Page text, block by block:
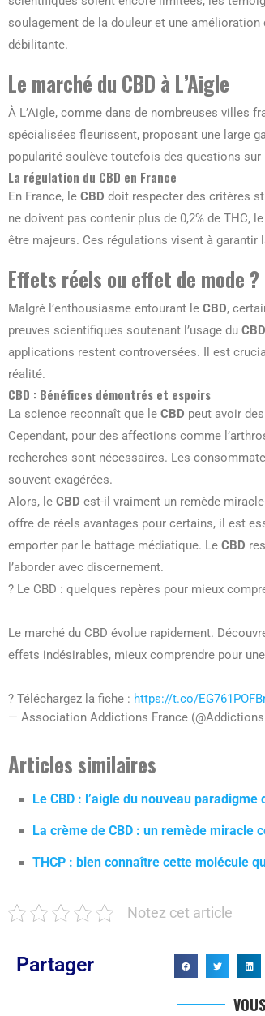
soulagement de la douleur et une
débilitante.
Le marché du CBD à L’Aigle
À L’Aigle, comme dans de nombreuses villes
spécialisées fleurissent, proposant une large
popularité soulève toutefois des questions
La régulation du CBD en France
En France, le CBD doit respecter des critères
ne doivent pas contenir plus de 0,2% de THC,
être majeurs. Ces régulations visent à
Effets réels ou effet de mode ?
Malgré l’enthousiasme entourant le CBD,
preuves scientifiques soutenant l’usage du CBD
applications restent controversées. Il est
réalité.
CBD : Bénéfices démontrés et espoirs
La science reconnaît que le CBD peut avoir
Cependant, pour des affections comme
recherches sont nécessaires. Les
souvent exagérées.
Alors, le CBD est-il vraiment un remède miracle
offre de réels avantages pour certains, il est
emporter par le battage médiatique. Le CBD
l’aborder avec discernement.
? Le CBD : quelques repères pour mieux
Le marché du CBD évolue rapidement.
effets indésirables, mieux comprendre pour
? Téléchargez la fiche : https://t.co/
— Association Addictions France
Articles similaires
Le CBD : l’aigle du nouveau paradigme
La crème de CBD : un remède miracle
THCP : bien connaître cette molécule
Notez cet article
Partager